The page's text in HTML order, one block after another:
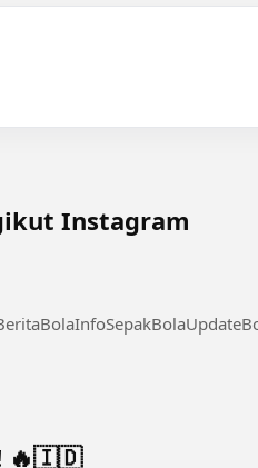
Instagram
🔥🇮🇩